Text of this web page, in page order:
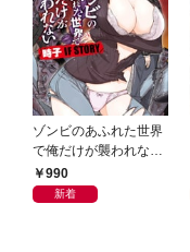
ゾンビのあふれた世界
で俺だけが襲われない
時子 IF STORY 1
990
新着